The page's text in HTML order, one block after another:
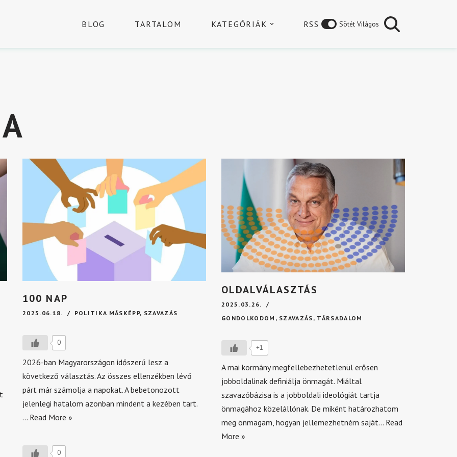
BLOG TARTALOM KATEGÓRIÁK RSS Sötét Világos
100 NAP
2025.06.18. POLITIKA MÁSKÉPP, SZAVAZÁS
0
2026-ban Magyarországon időszerű lesz a
következő választás. Az összes ellenzékben lévő
párt már számolja a napokat. A bebetonozott
jelenlegi hatalom azonban mindent a kezében tart.
… Read More »
0
OLDALVÁLASZTÁS
2025.03.26.
GONDOLKODOM , SZAVAZÁS , TÁRSADALOM
+1
A mai kormány megfellebezhetetlenül erősen
jobboldalinak definiálja önmagát. Miáltal
szavazóbázisa is a jobboldali ideológiát tartja
önmagához közelállónak. De miként határozhatom
meg önmagam, hogyan jellemezhetném saját… Read
More »